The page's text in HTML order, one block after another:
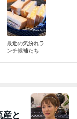
最近の気紛れラ
ンチ候補たち
と